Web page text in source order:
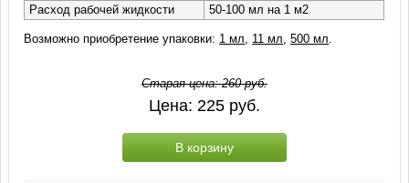
Расход рабочей жидкости
50-100 мл на 1 м2
Возможно приобретение упаковки: 1 мл 11 мл ,500 мл
Старая цена:260руб.
Цена: 225 руб.
В корзину